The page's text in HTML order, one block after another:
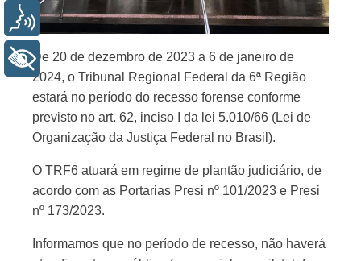
De 20 de dezembro de 2023 a 6 de janeiro de
2024, o Tribunal Regional Federal da 6ª Região
estará no período do recesso forense conforme
previsto no art. 62, inciso I da lei 5.010/66 (Lei de
Organização da Justiça Federal no Brasil).
O TRF6 atuará em regime de plantão judiciário, de
acordo com as Portarias Presi nº 101/2023 e Presi
nº 173/2023.
Informamos que no período de recesso, não haverá
Voz
+ Acessibilidade